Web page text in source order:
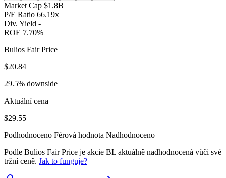
Market Cap $1.8B
P/E Ratio 66.19x
Div. Yield -
ROE 7.70%
Bulios Fair Price
$20.84
29.5% downside
Aktuální cena
$29.55
Podhodnoceno Férová hodnota Nadhodnoceno
Podle Bulios Fair Price je akcie BL aktuálně nadhodnocená vůči své
tržní ceně. Jak to funguje?